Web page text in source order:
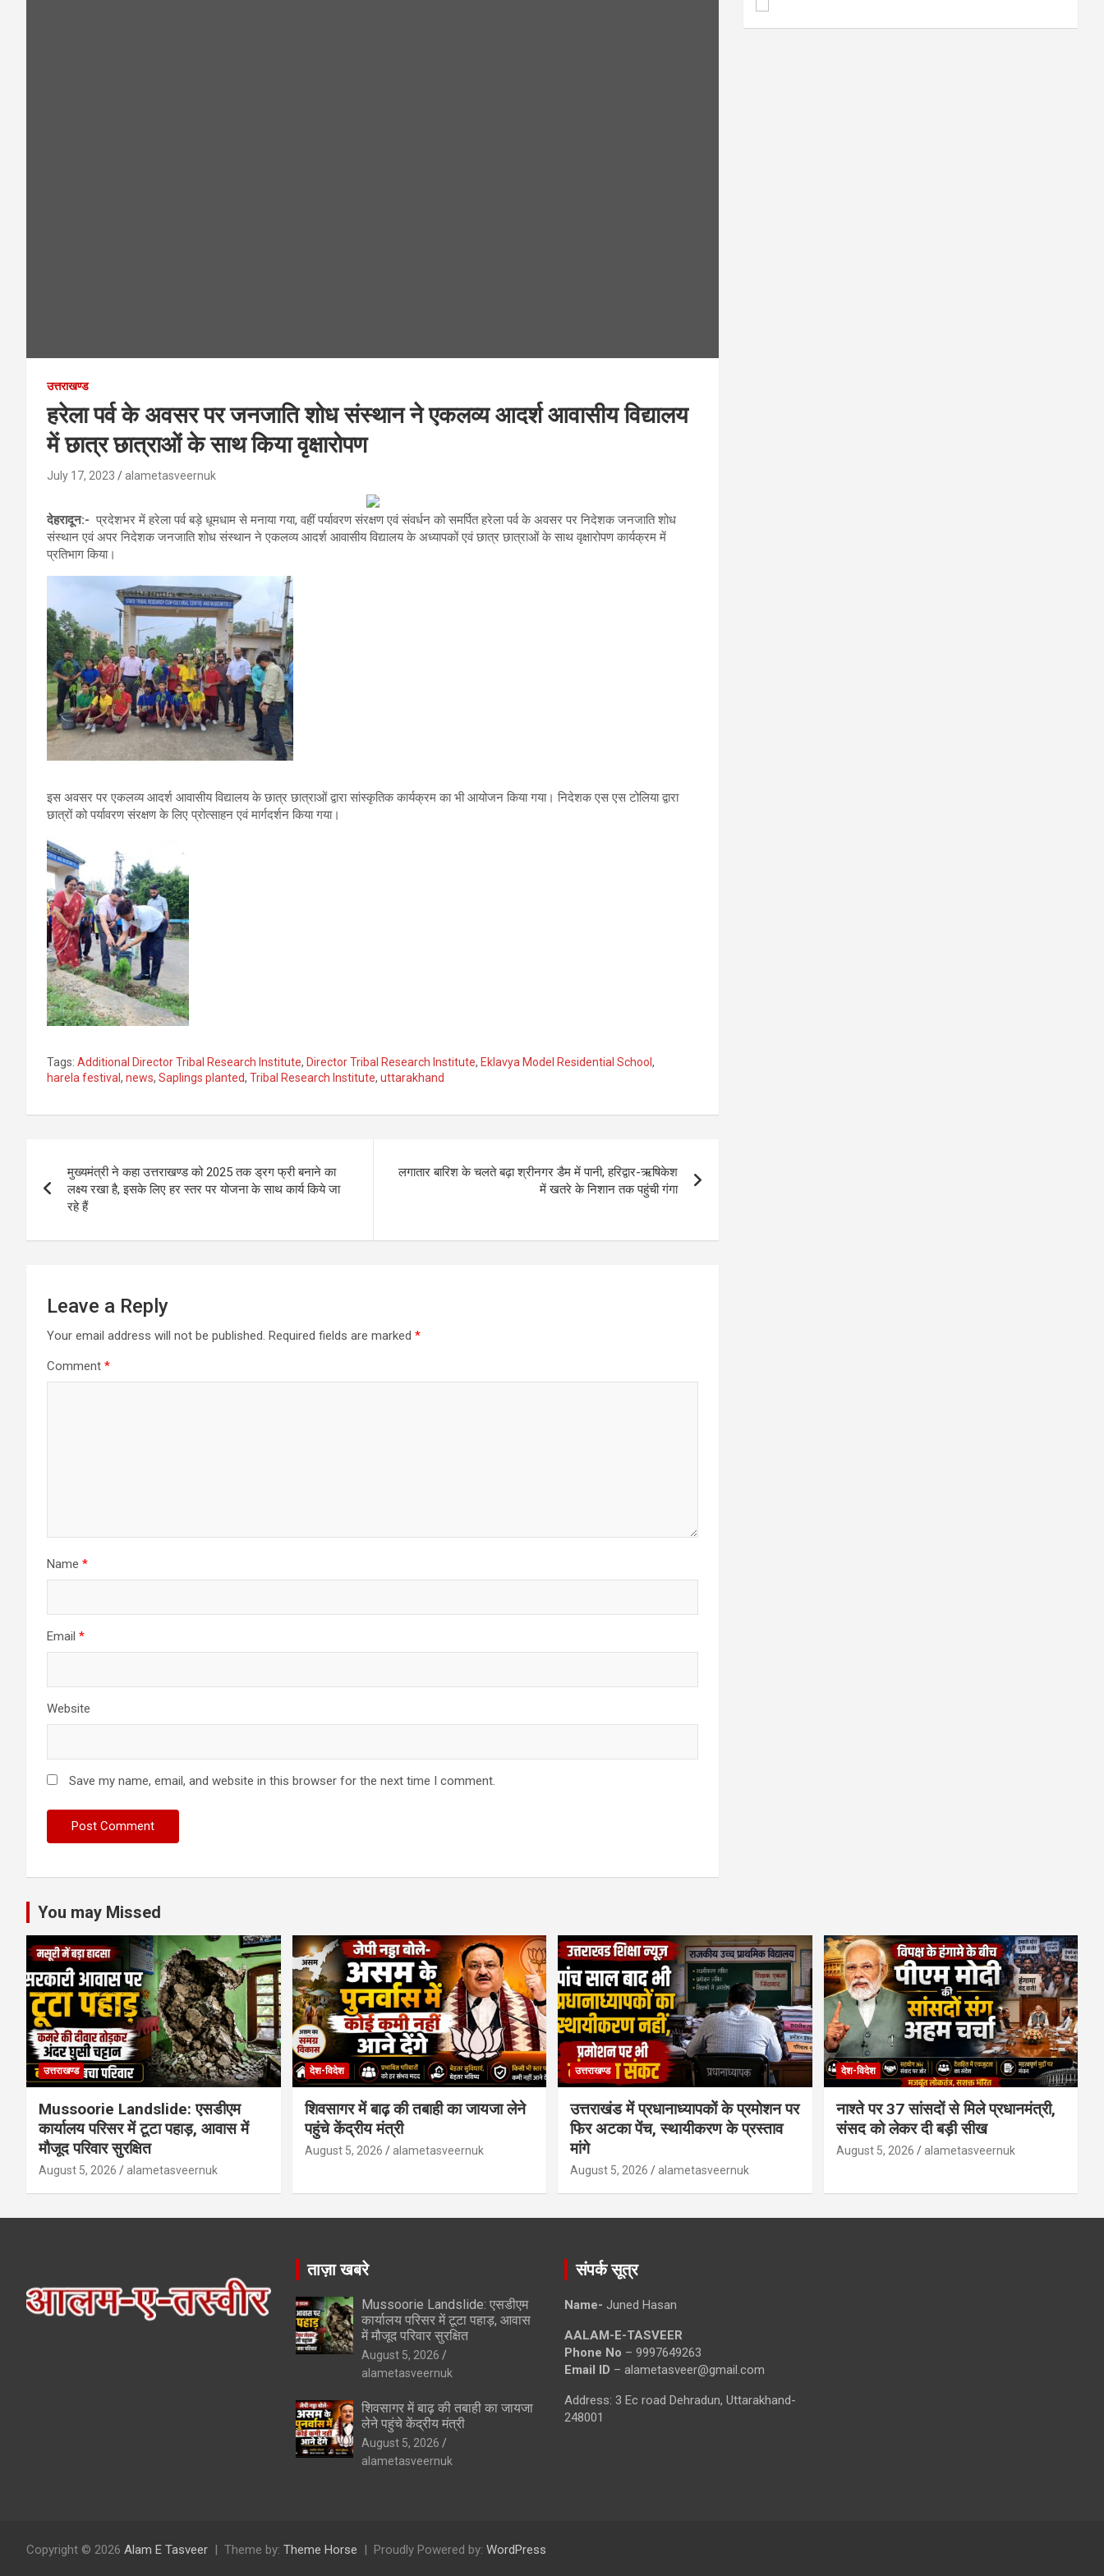
उत्तराखण्ड
हरेला पर्व के अवसर पर जनजाति शोध संस्थान ने एकलव्य आदर्श आवासीय विद्यालय
में छात्र छात्राओं के साथ किया वृक्षारोपण
July 17, 2023 alametasveernuk
देहरादून:-प्रदेशभर में हरेला पर्व बड़े धूमधाम से मनाया गया, वहीं पर्यावरण संरक्षण एवं संवर्धन को समर्पित हरेला पर्व के अवसर पर निदेशक जनजाति शोध
संस्थान एवं अपर निदेशक जनजाति शोध संस्थान ने एकलव्य आदर्श आवासीय विद्यालय के अध्यापकों एवं छात्र छात्राओं के साथ वृक्षारोपण कार्यक्रम में
प्रतिभाग किया।
इस अवसर पर एकलव्य आदर्श आवासीय विद्यालय के छात्र छात्राओं द्वारा सांस्कृतिक कार्यक्रम का भी आयोजन किया गया। निदेशक एस एस टोलिया द्वारा
छात्रों को पर्यावरण संरक्षण के लिए प्रोत्साहन एवं मार्गदर्शन किया गया।
Tags: Additional Director Tribal Research Institute, Director Tribal Research Institute, Eklavya Model Residential School ,
harela festival , news, Saplings planted, Tribal Research Institute, uttarakhand
navigation
मुख्यमंत्री ने कहा उत्तराखण्ड को 2025 तक ड्रग फ्री बनाने का
लक्ष्य रखा है, इसके लिए हर स्तर पर योजना के साथ कार्य किये जा
रहे हैं
लगातार बारिश के चलते बढ़ा श्रीनगर डैम में पानी, हरिद्वार-ऋषिकेश
में खतरे के निशान तक पहुंची गंगा
Leave a Reply
Your email address will not be published. Required fields are marked *
Comment *
Name *
Email *
Website
Save my name, email, and website in this browser for the next time I comment.
You may Missed
उत्तराखण्ड
Mussoorie Landslide: एसडीएम
कार्यालय परिसर में टूटा पहाड़, आवास में
मौजूद परिवार सुरक्षित
August 5, 2026 alametasveernuk
देश-विदेश
शिवसागर में बाढ़ की तबाही का जायजा लेने
पहुंचे केंद्रीय मंत्री
August 5, 2026 alametasveernuk
उत्तराखण्ड
उत्तराखंड में प्रधानाध्यापकों के प्रमोशन पर
फिर अटका पेंच, स्थायीकरण के प्रस्ताव
मांगे
August 5, 2026 alametasveernuk
देश-विदेश
नाश्ते पर 37 सांसदों से मिले प्रधानमंत्री,
संसद को लेकर दी बड़ी सीख
August 5, 2026 alametasveernuk
ताज़ा खबरे
Mussoorie Landslide: एसडीएम
कार्यालय परिसर में टूटा पहाड़, आवास
में मौजूद परिवार सुरक्षित
August 5, 2026
alametasveernuk
शिवसागर में बाढ़ की तबाही का जायजा
लेने पहुंचे केंद्रीय मंत्री
August 5, 2026
alametasveernuk
संपर्क सूत्र
Name- Juned Hasan
AALAM-E-TASVEER
Phone No – 9997649263
Email ID – alametasveer@gmail.com
Address: 3 Ec road Dehradun, Uttarakhand-
248001
Copyright © 2026 Alam E Tasveer Theme by: Theme Horse Proudly Powered by: WordPress